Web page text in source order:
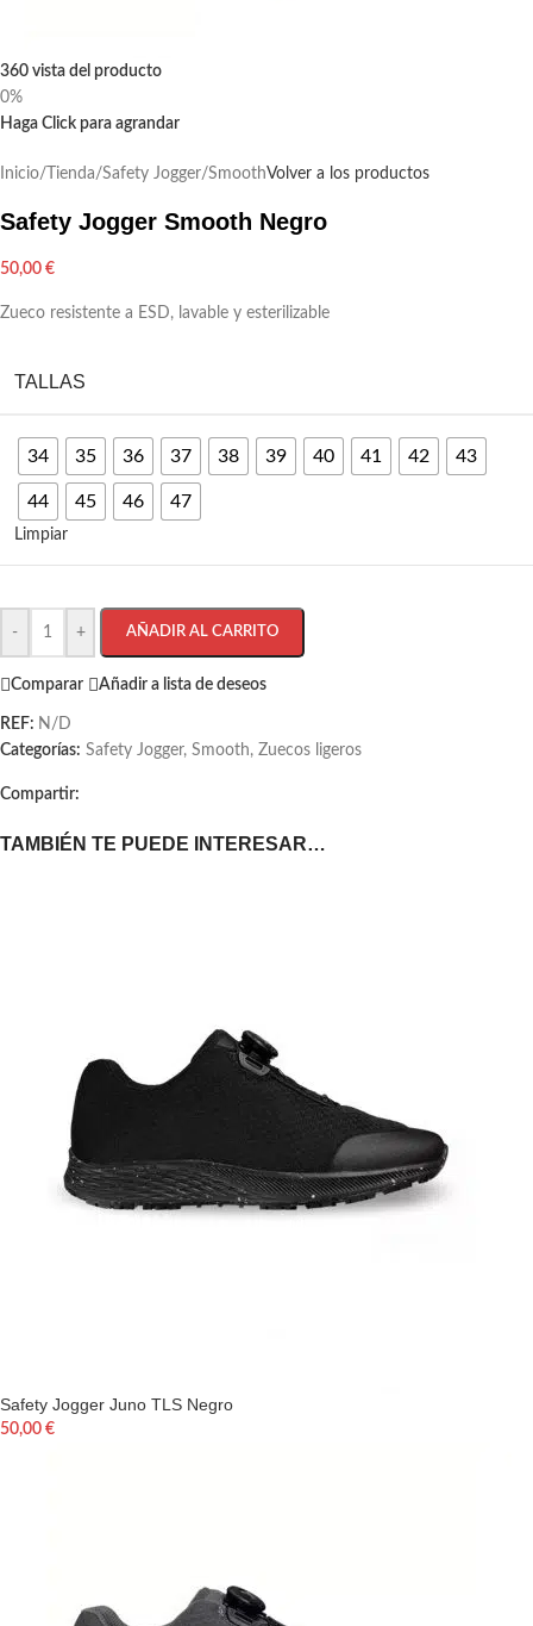
TAMBIÉN TE PUEDE INTERESAR…
Safety Jogger Juno TLS Negro
50,00 €
360 vista del producto
0%
Haga Click para agrandar
Inicio/ Tienda/Safety Jogger/SmoothVolver a los productos
Safety Jogger Smooth Negro
50,00 €
Zueco resistente a ESD, lavable y esterilizable
TALLAS
34 35 36 37 38 39 40 41 42 43
44 45 46 47
Limpiar
- + AÑADIR AL CARRITO
Comparar Añadir a lista de deseos
REF: N/D
Categorías: Safety Jogger, Smooth, Zuecos ligeros
Compartir: